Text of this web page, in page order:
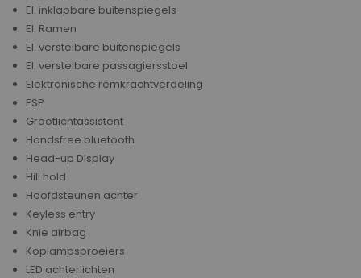
El. inklapbare buitenspiegels
El. Ramen
El. verstelbare buitenspiegels
El. verstelbare passagiersstoel
Elektronische remkrachtverdeling
ESP
Grootlichtassistent
Handsfree bluetooth
Head-up Display
Hill hold
Hoofdsteunen achter
Keyless entry
Knie airbag
Koplampsproeiers
LED achterlichten